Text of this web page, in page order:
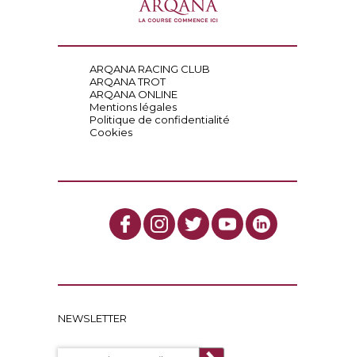
ARQANA RACING CLUB
ARQANA TROT
ARQANA ONLINE
Mentions légales
Politique de confidentialité
Cookies
NEWSLETTER